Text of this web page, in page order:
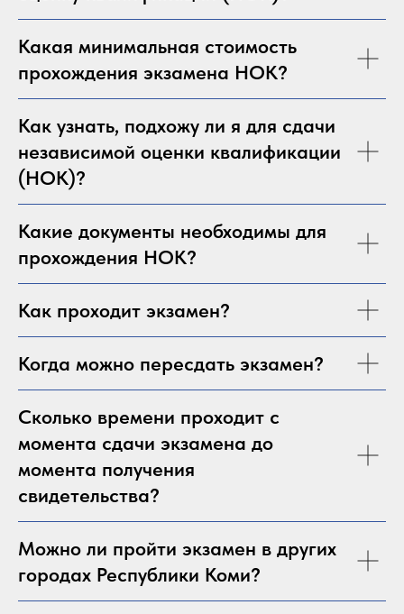
Какая минимальная стоимость
прохождения экзамена НОК?
Как узнать, подхожу ли я для сдачи
независимой оценки квалификации
(НОК)?
Какие документы необходимы для
прохождения НОК?
Как проходит экзамен?
Когда можно пересдать экзамен?
Сколько времени проходит с
момента сдачи экзамена до
момента получения
свидетельства?
Можно ли пройти экзамен в других
городах Республики Коми?